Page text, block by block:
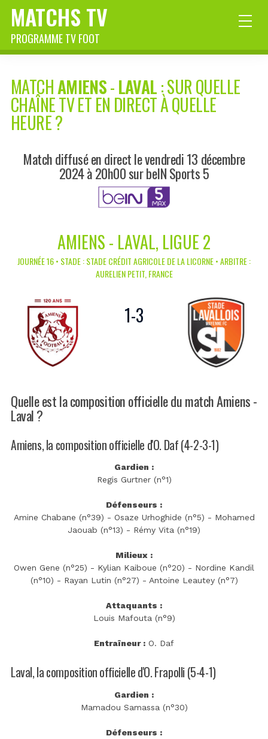
MATCHS TV
PROGRAMME TV FOOT
MATCHAMIENS-LAVAL: SUR QUELLE
CHAÎNE TV ET EN DIRECT À QUELLE
HEURE ?
Match diffusé en direct le vendredi 13 décembre
2024 à 20h00 sur beIN Sports 5
AMIENS - LAVAL, LIGUE 2
JOURNÉE 16 • STADE : STADE CRÉDIT AGRICOLE DE LA LICORNE • ARBITRE :
AURELIEN PETIT, FRANCE
1-3
Quelle est la composition officielle du match Amiens -
Laval ?
Amiens, la composition officielle d'O. Daf (4-2-3-1)
Gardien :
Regis Gurtner (n°1)
Défenseurs :
Amine Chabane (n°39) - Osaze Urhoghide (n°5) - Mohamed
Jaouab (n°13) - Rémy Vita (n°19)
Milieux :
Owen Gene (n°25) - Kylian Kaiboue (n°20) - Nordine Kandil
(n°10) - Rayan Lutin (n°27) - Antoine Leautey (n°7)
Attaquants :
Louis Mafouta (n°9)
Entraîneur : O. Daf
Laval, la composition officielle d'O. Frapolli (5-4-1)
Gardien :
Mamadou Samassa (n°30)
Défenseurs :